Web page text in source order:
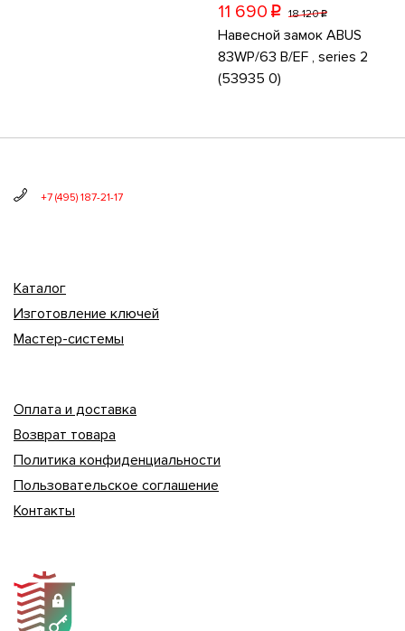
11 690 p 18 120p
Навесной замок ABUS
83WP/63 B/EF , series 2
(53935 0)
+7 (495) 187-21-17
Каталог
Изготовление ключей
Мастер-системы
Оплата и доставка
Возврат товара
Политика конфиденциальности
Пользовательское соглашение
Контакты